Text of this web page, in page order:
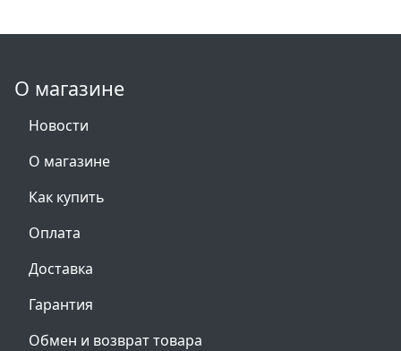
О магазине
Новости
О магазине
Как купить
Оплата
Доставка
Гарантия
Обмен и возврат товара